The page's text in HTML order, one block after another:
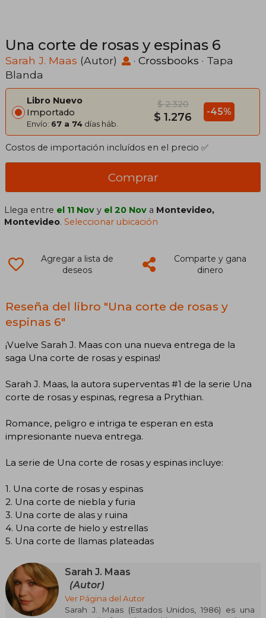
Una corte de rosas y espinas 6
Sarah J. Maas (Autor) · Crossbooks · Tapa
Blanda
Libro Nuevo
Importado
Envío: 67 a 74 días háb.
$ 2.320
$ 1.276 -45%
Costos de importación incluídos en el precio ✅
Comprar
Llega entre el 11 Nov y el 20 Nov a Montevideo,
Montevideo.Seleccionar ubicación
Agregar a lista de
deseos
Comparte y gana
dinero
Reseña del libro "Una corte de rosas y
espinas 6"
¡Vuelve Sarah J. Maas con una nueva entrega de la
saga Una corte de rosas y espinas!
Sarah J. Maas, la autora superventas #1 de la serie Una
corte de rosas y espinas, regresa a Prythian.
Romance, peligro e intriga te esperan en esta
impresionante nueva entrega.
La serie de Una corte de rosas y espinas incluye:
1. Una corte de rosas y espinas
2. Una corte de niebla y furia
3. Una corte de alas y ruina
4. Una corte de hielo y estrellas
5. Una corte de llamas plateadas
Sarah J. Maas
(Autor)
Ver Página del Autor
Sarah J. Maas (Estados Unidos, 1986) es una